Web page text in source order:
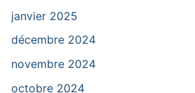
janvier 2025
décembre 2024
novembre 2024
octobre 2024